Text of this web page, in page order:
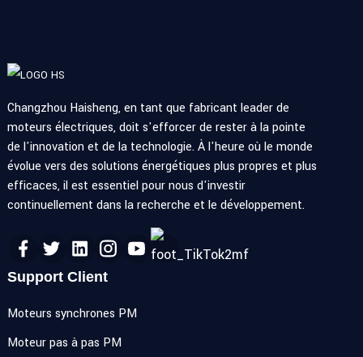
Changzhou Haisheng, en tant que fabricant leader de
moteurs électriques, doit s'efforcer de rester à la pointe
de l'innovation et de la technologie. À l'heure où le monde
évolue vers des solutions énergétiques plus propres et plus
efficaces, il est essentiel pour nous d'investir
continuellement dans la recherche et le développement.
Support Client
Moteurs synchrones PM
Moteur pas à pas PM